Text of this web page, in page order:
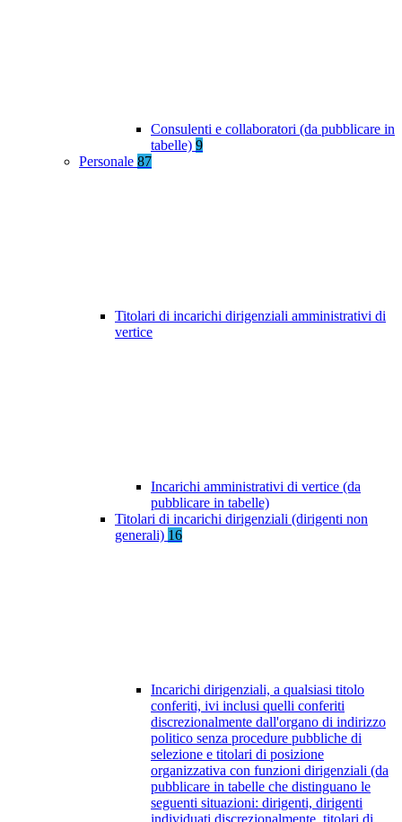
Consulenti e collaboratori (da pubblicare in
tabelle) 9
Personale 87
Titolari di incarichi dirigenziali amministrativi di
vertice
Incarichi amministrativi di vertice (da
pubblicare in tabelle)
Titolari di incarichi dirigenziali (dirigenti non
generali) 16
Incarichi dirigenziali, a qualsiasi titolo
conferiti, ivi inclusi quelli conferiti
discrezionalmente dall'organo di indirizzo
politico senza procedure pubbliche di
selezione e titolari di posizione
organizzativa con funzioni dirigenziali (da
pubblicare in tabelle che distinguano le
seguenti situazioni: dirigenti, dirigenti